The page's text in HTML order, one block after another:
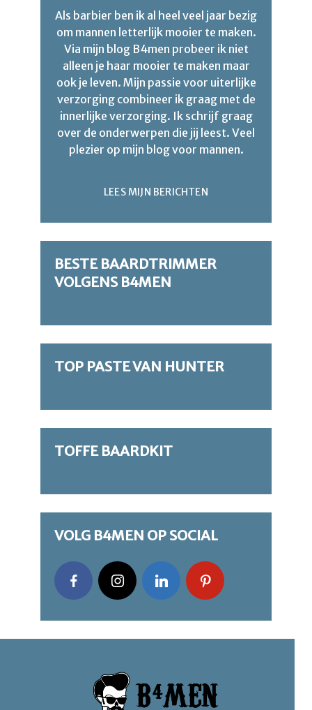
Als barbier ben ik al heel veel jaar bezig
om mannen letterlijk mooier te maken.
Via mijn blog B4men probeer ik niet
alleen je haar mooier te maken maar
ook je leven. Mijn passie voor uiterlijke
verzorging combineer ik graag met de
innerlijke verzorging. Ik schrijf graag
over de onderwerpen die jij leest. Veel
plezier op mijn blog voor mannen.
LEES MIJN BERICHTEN
BESTE BAARDTRIMMER
VOLGENS B4MEN
TOP PASTE VAN HUNTER
TOFFE BAARDKIT
VOLG B4MEN OP SOCIAL